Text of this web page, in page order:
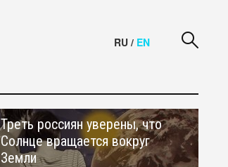
RU / EN
Треть россиян уверены, что
Солнце вращается вокруг
Земли